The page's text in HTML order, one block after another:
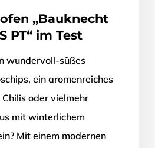
„Bauknecht
PT“ im Test
wundervoll-süßes
ein aromenreiches
oder vielmehr
mit winterlichem
Mit einem modernen